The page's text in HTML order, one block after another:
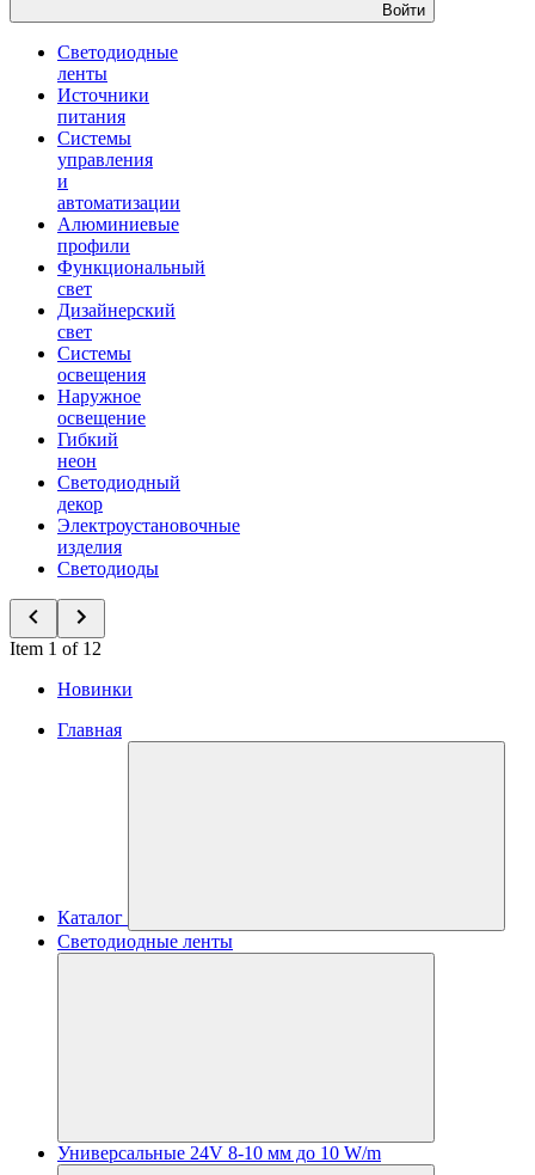
Войти
Светодиодные
ленты
Источники
питания
Системы
управления
и
автоматизации
Алюминиевые
профили
Функциональный
свет
Дизайнерский
свет
Системы
освещения
Наружное
освещение
Гибкий
неон
Светодиодный
декор
Электроустановочные
изделия
Светодиоды
Item 1 of 12
Новинки
Главная
Каталог
Светодиодные ленты
Универсальные 24V 8-10 мм до 10 W/m